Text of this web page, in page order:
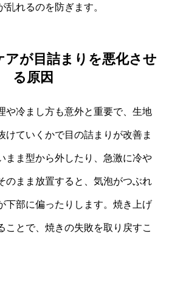
乱れるのを防ぎます。
アが目詰まりを悪化させ
る原因
や冷まし方も意外と重要で、生地
けていくかで目の詰まりが改善ま
まま型から外したり、急激に冷や
のまま放置すると、気泡がつぶれ
下部に偏ったりします。焼き上げ
ことで、焼きの失敗を取り戻すこ